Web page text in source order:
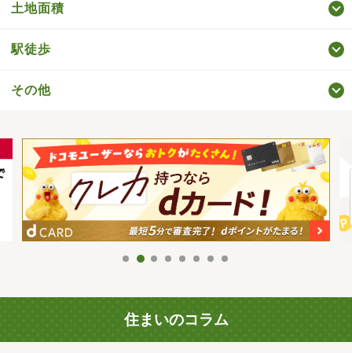
土地面積
駅徒歩
その他
住まいのコラム